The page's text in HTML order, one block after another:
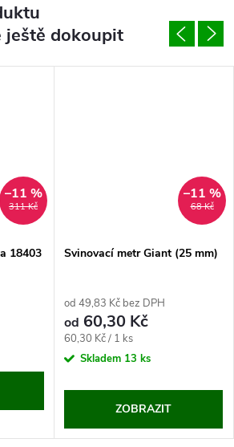
ještě dokoupit
311 Kč
–11 %
18403
68 Kč
–11 %
Svinovací metr Giant (25 mm)
od 49,83 Kč bez DPH
od 60,30 Kč
Měrná
cena:
60,30 Kč / 1 ks
Skladem 13 ks
ZOBRAZIT